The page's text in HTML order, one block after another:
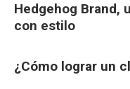
Hedgehog Brand,
con estilo
¿Cómo lograr un